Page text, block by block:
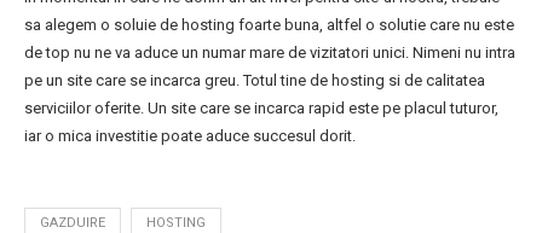
sa alegem o soluie de hosting foarte buna, altfel o solutie care nu este
de top nu ne va aduce un numar mare de vizitatori unici. Nimeni nu intra
pe un site care se incarca greu. Totul tine de hosting si de calitatea
serviciilor oferite. Un site care se incarca rapid este pe placul tuturor,
iar o mica investitie poate aduce succesul dorit.
GAZDUIRE HOSTING